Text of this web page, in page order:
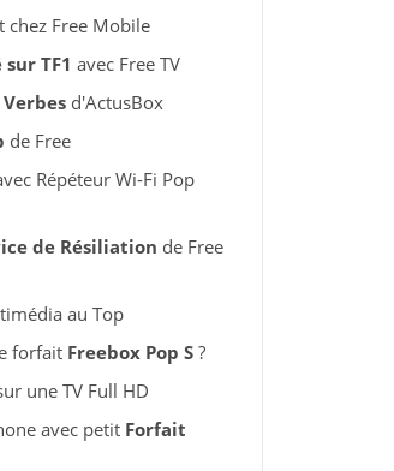
Free Mobile
TF1 avec Free TV
d'ActusBox
de Free
Répéteur Wi-Fi Pop
de Résiliation de Free
au Top
forfait Freebox Pop S?
une TV Full HD
avec petit Forfait